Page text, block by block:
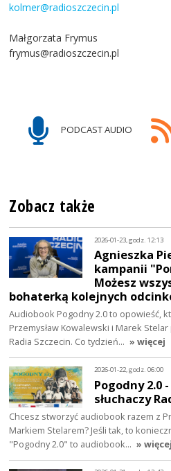
kolmer@radioszczecin.pl
Małgorzata Frymus
frymus@radioszczecin.pl
PODCAST AUDIO
Zobacz także
2026-01-23, godz. 12:13
Agnieszka
kampanii
Możesz
bohaterką kolejnych
Audiobook Pogodny 2.0 to opowieść,
Przemysław Kowalewski i Marek
Radia Szczecin. Co tydzień… » więcej
2026-01-22, godz. 06:00
Pogodny 2.0
słuchaczy
Chcesz stworzyć audiobook razem z
Markiem Stelarem? Jeśli tak, to
"Pogodny 2.0" to audiobook… » więcej